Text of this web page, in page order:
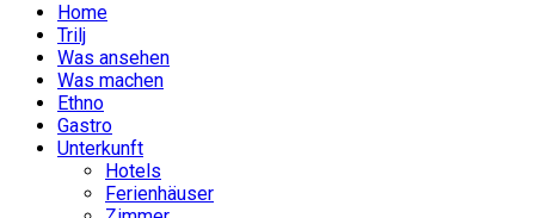
Home
Trilj
Was ansehen
Was machen
Ethno
Gastro
Unterkunft
Hotels
Ferienhäuser